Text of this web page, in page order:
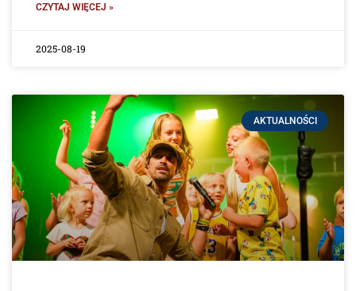
CZYTAJ WIĘCEJ »
2025-08-19
AKTUALNOŚCI